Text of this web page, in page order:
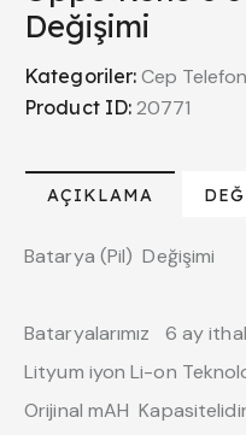
Değişimi
Kategoriler:Cep
Product ID:20771
AÇIKLAMA
Batarya (Pil) Değişimi
Bataryalarımız 6 ay
Lityum iyon Li-on
Orijinal mAH